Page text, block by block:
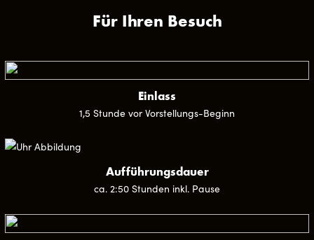
Für Ihren Besuch
Einlass
1,5 Stunde vor Vorstellungs-Beginn
Aufführungsdauer
ca. 2:50 Stunden inkl. Pause